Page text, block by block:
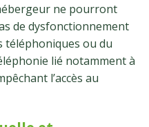
ne pourront
de dysfonctionnement
téléphoniques ou du
lié notamment à
l’accès au